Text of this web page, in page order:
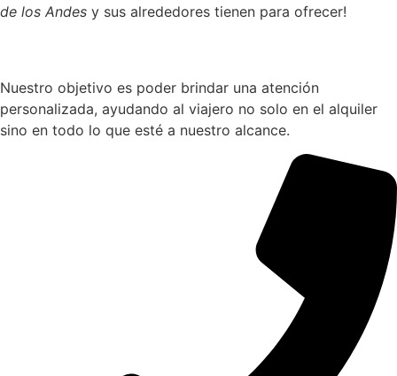
de los Andes y sus alrededores tienen para ofrecer!
Nuestro objetivo es poder brindar una atención
personalizada, ayudando al viajero no solo en el alquiler
sino en todo lo que esté a nuestro alcance.